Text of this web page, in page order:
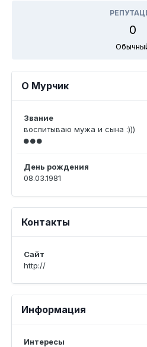
0
О Мурчик
Звание
воспитываю мужа и сына :)))
День рождения
08.03.1981
Контакты
Сайт
http://
Информация
Интересы